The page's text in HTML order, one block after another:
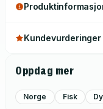
Kundevurderinger
Oppdag mer
Norge Fisk